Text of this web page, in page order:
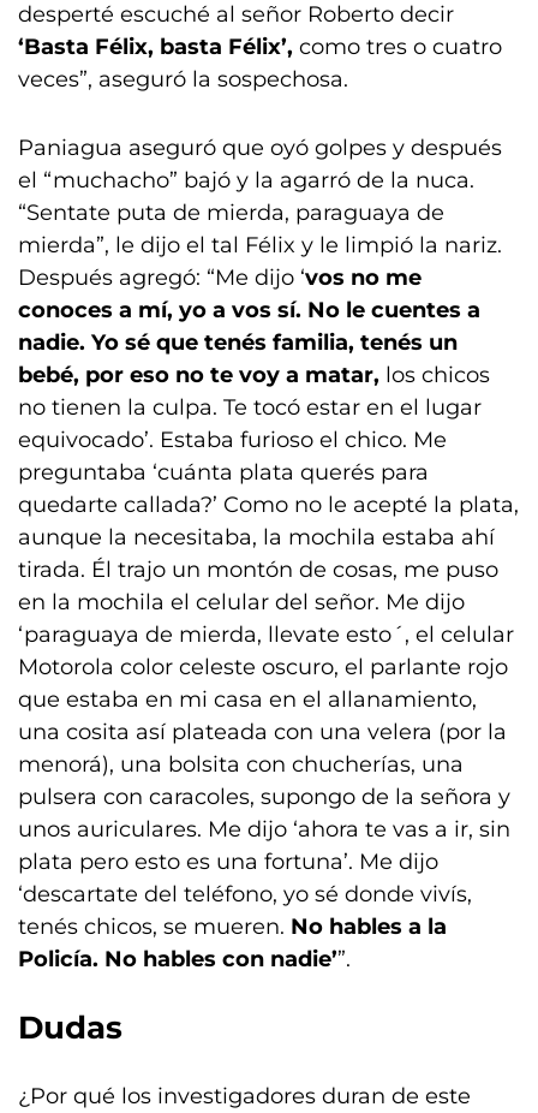
desperté escuché al señor Roberto decir
‘Basta Félix, basta Félix’, como tres o cuatro
veces”, aseguró la sospechosa.
Paniagua aseguró que oyó golpes y después
el “muchacho” bajó y la agarró de la nuca.
“Sentate puta de mierda, paraguaya de
mierda”, le dijo el tal Félix y le limpió la nariz.
Después agregó: “Me dijo ‘vos no me
conoces a mí, yo a vos sí. No le cuentes a
nadie. Yo sé que tenés familia, tenés un
bebé, por eso no te voy a matar, los chicos
no tienen la culpa. Te tocó estar en el lugar
equivocado’. Estaba furioso el chico. Me
preguntaba ‘cuánta plata querés para
quedarte callada?’ Como no le acepté la plata,
aunque la necesitaba, la mochila estaba ahí
tirada. Él trajo un montón de cosas, me puso
en la mochila el celular del señor. Me dijo
‘paraguaya de mierda, llevate esto´, el celular
Motorola color celeste oscuro, el parlante rojo
que estaba en mi casa en el allanamiento,
una cosita así plateada con una velera (por la
menorá), una bolsita con chucherías, una
pulsera con caracoles, supongo de la señora y
unos auriculares. Me dijo ‘ahora te vas a ir, sin
plata pero esto es una fortuna’. Me dijo
‘descartate del teléfono, yo sé donde vivís,
tenés chicos, se mueren. No hables a la
Policía. No hables con nadie’”.
Dudas
¿Por qué los investigadores duran de este